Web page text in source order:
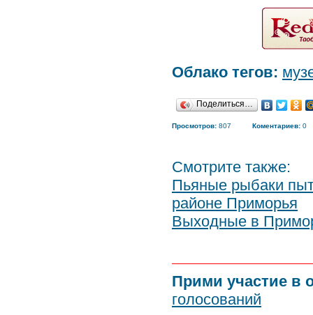
Облако тегов:
Поделиться…
Просмотров: 807 Коментариев: 0
Смотрите также:
Пьяные рыбаки
районе Приморья
Выходные в
Прими участие в
голосований